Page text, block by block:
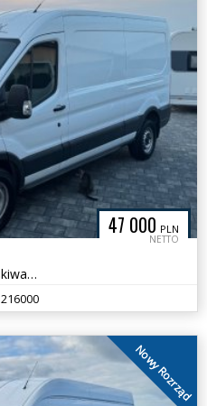
47 000 PLN
NETTO
2.0 Nowy Rozrząd Nowe Wtryskiwacze L3 H2
216000
Nowy Rozrząd